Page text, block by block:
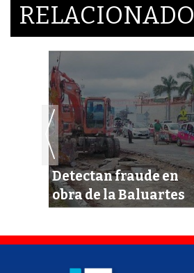
RELACIONADO
Detectan fraude en
obra de la Baluartes